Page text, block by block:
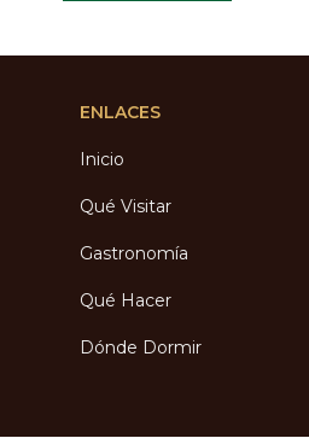
ENLACES
Inicio
Qué Visitar
Gastronomía
Qué Hacer
Dónde Dormir